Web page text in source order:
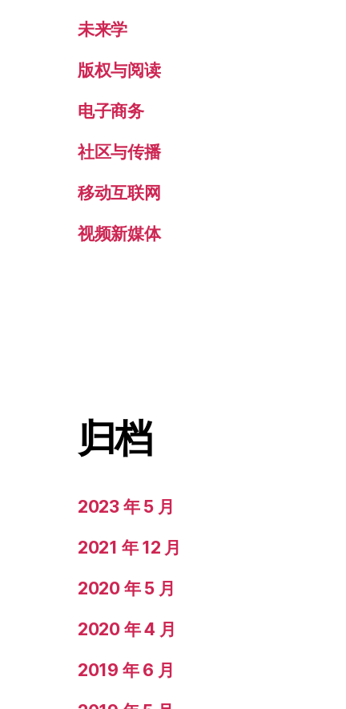
未来学
版权与阅读
电子商务
社区与传播
移动互联网
视频新媒体
归档
2023 年 5 月
2021 年 12 月
2020 年 5 月
2020 年 4 月
2019 年 6 月